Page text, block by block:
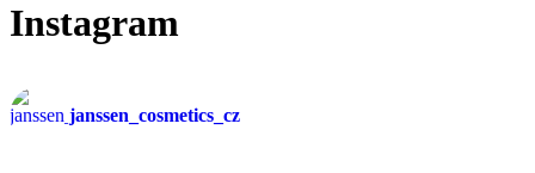
Instagram
janssen_cosmetics_cz